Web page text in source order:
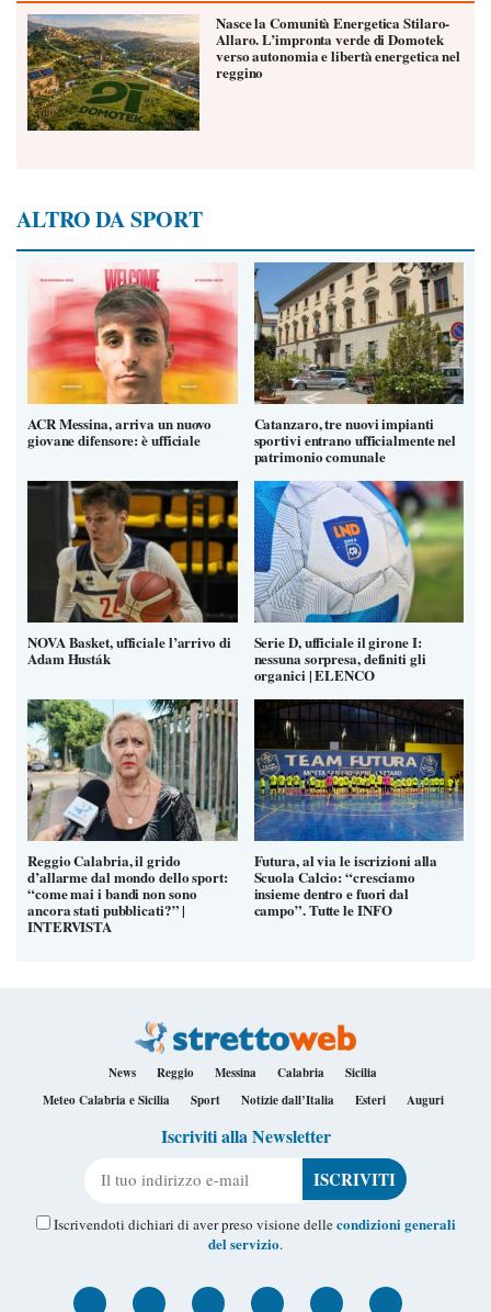
Nasce la Comunità Energetica Stilaro-
Allaro. L’impronta verde di Domotek
verso autonomia e libertà energetica nel
reggino
ALTRO DA SPORT
ACR Messina, arriva un nuovo
giovane difensore: è ufficiale
Catanzaro, tre nuovi impianti
sportivi entrano ufficialmente nel
patrimonio comunale
NOVA Basket, ufficiale l’arrivo di
Adam Husták
Serie D, ufficiale il girone I:
nessuna sorpresa, definiti gli
organici | ELENCO
Reggio Calabria, il grido
d’allarme dal mondo dello sport:
“come mai i bandi non sono
ancora stati pubblicati?” |
INTERVISTA
Futura, al via le iscrizioni alla
Scuola Calcio: “cresciamo
insieme dentro e fuori dal
campo”. Tutte le INFO
News Reggio Messina Calabria
Sicilia
Meteo Calabria e Sicilia
Sport Notizie dall’Italia Esteri Auguri
Iscriviti alla Newsletter
Iscrivendoti dichiari di aver preso visione dellecondizioni generali
del servizio.